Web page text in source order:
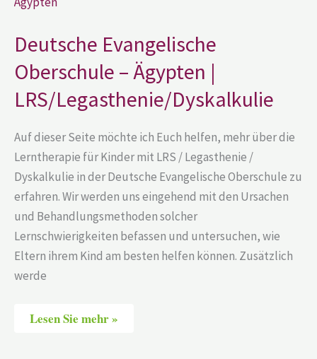
Deutsche Evangelische
Oberschule – Ägypten |
LRS/Legasthenie/Dyskalkulie
Auf dieser Seite möchte ich Euch helfen, mehr über die
Lerntherapie für Kinder mit LRS / Legasthenie /
Dyskalkulie in der Deutsche Evangelische Oberschule zu
erfahren. Wir werden uns eingehend mit den Ursachen
und Behandlungsmethoden solcher
Lernschwierigkeiten befassen und untersuchen, wie
Eltern ihrem Kind am besten helfen können. Zusätzlich
werde
–
|
LRS/Legasthenie/Dyskalkulie
Lesen Sie mehr »